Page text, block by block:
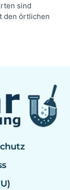
sind
den örtlichen